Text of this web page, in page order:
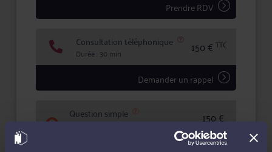
Prendre RDV
Consultation téléphonique
Durée : 30 min 150 € TTC
Demander un rappel
Question simple
Réponse concise à votre question (moins 150 €
TTC